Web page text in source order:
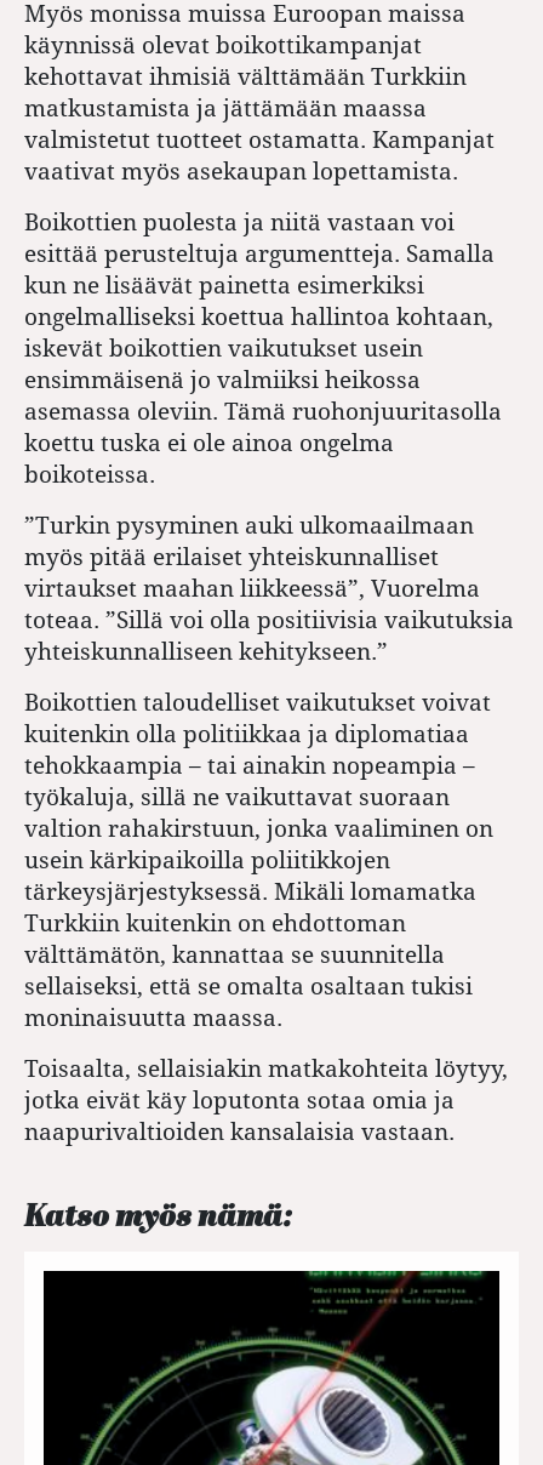
Myös monissa muissa Euroopan maissa
käynnissä olevat boikottikampanjat
kehottavat ihmisiä välttämään Turkkiin
matkustamista ja jättämään maassa
valmistetut tuotteet ostamatta. Kampanjat
vaativat myös asekaupan lopettamista.
Boikottien puolesta ja niitä vastaan voi
esittää perusteltuja argumentteja. Samalla
kun ne lisäävät painetta esimerkiksi
ongelmalliseksi koettua hallintoa kohtaan,
iskevät boikottien vaikutukset usein
ensimmäisenä jo valmiiksi heikossa
asemassa oleviin. Tämä ruohonjuuritasolla
koettu tuska ei ole ainoa ongelma
boikoteissa.
”Turkin pysyminen auki ulkomaailmaan
myös pitää erilaiset yhteiskunnalliset
virtaukset maahan liikkeessä”, Vuorelma
toteaa. ”Sillä voi olla positiivisia vaikutuksia
yhteiskunnalliseen kehitykseen.”
Boikottien taloudelliset vaikutukset voivat
kuitenkin olla politiikkaa ja diplomatiaa
tehokkaampia – tai ainakin nopeampia –
työkaluja, sillä ne vaikuttavat suoraan
valtion rahakirstuun, jonka vaaliminen on
usein kärkipaikoilla poliitikkojen
tärkeysjärjestyksessä. Mikäli lomamatka
Turkkiin kuitenkin on ehdottoman
välttämätön, kannattaa se suunnitella
sellaiseksi, että se omalta osaltaan tukisi
moninaisuutta maassa.
Toisaalta, sellaisiakin matkakohteita löytyy,
jotka eivät käy loputonta sotaa omia ja
naapurivaltioiden kansalaisia vastaan.
Katso myös nämä: